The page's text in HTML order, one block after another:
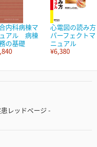
内科病棟マ
アル 病棟
の基礎
心電図の読み方
パーフェクトマ
ニュアル
¥6,380
レッドページ -